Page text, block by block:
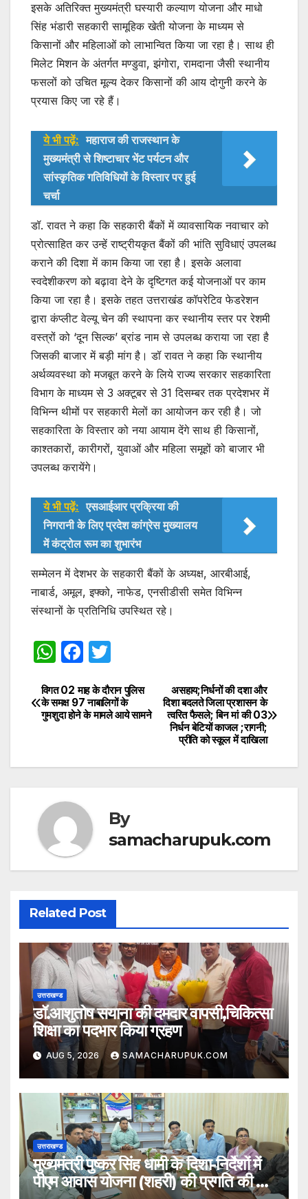
इसके अतिरिक्त मुख्यमंत्री घस्यारी कल्याण योजना और माधो
सिंह भंडारी सहकारी सामूहिक खेती योजना के माध्यम से
किसानों और महिलाओं को लाभान्वित किया जा रहा है। साथ ही
मिलेट मिशन के अंतर्गत मण्डुवा, झंगोरा, रामदाना जैसी स्थानीय
फसलों को उचित मूल्य देकर किसानों की आय दोगुनी करने के
प्रयास किए जा रहे हैं।
ये भी पढ़ें: महाराज की राजस्थान के
मुख्यमंत्री से शिष्टाचार भेंट पर्यटन और
सांस्कृतिक गतिविधियों के विस्तार पर हुई
चर्चा
डॉ. रावत ने कहा कि सहकारी बैंकों में व्यावसायिक नवाचार को
प्रोत्साहित कर उन्हें राष्ट्रीयकृत बैंकों की भांति सुविधाएं उपलब्ध
कराने की दिशा में काम किया जा रहा है। इसके अलावा
स्वदेशीकरण को बढ़ावा देने के दृष्टिगत कई योजनाओं पर काम
किया जा रहा है। इसके तहत उत्तराखंड कॉपरेटिव फेडरेशन
द्वारा कंप्लीट वेल्यू चेन की स्थापना कर स्थानीय स्तर पर रेशमी
वस्त्रों को ‘दून सिल्क’ ब्रांड नाम से उपलब्ध कराया जा रहा है
जिसकी बाजार में बड़ी मांग है। डॉ रावत ने कहा कि स्थानीय
अर्थव्यवस्था को मजबूत करने के लिये राज्य सरकार सहकारिता
विभाग के माध्यम से 3 अक्टूबर से 31 दिसम्बर तक प्रदेशभर में
विभिन्न थीमों पर सहकारी मेलों का आयोजन कर रही है। जो
सहकारिता के विस्तार को नया आयाम देंगे साथ ही किसानों,
काश्तकारों, कारीगरों, युवाओं और महिला समूहों को बाजार भी
उपलब्ध करायेंगे।
ये भी पढ़ें: एसआईआर प्रक्रिया की
निगरानी के लिए प्रदेश कांग्रेस मुख्यालय
में कंट्रोल रूम का शुभारंभ
सम्मेलन में देशभर के सहकारी बैंकों के अध्यक्ष, आरबीआई,
नाबार्ड, अमूल, इफ्को, नाफेड, एनसीडीसी समेत विभिन्न
संस्थानों के प्रतिनिधि उपस्थित रहे।
W
at
s
p
F
c
e
o
k
itt
er
Post
navigation
असहाय;निर्धनों की दशा और
दिशा बदलते जिला प्रशासन के
त्वरित फैसले; बिन मां की 03
निर्धन बेटियों काजल ;रागनी;
प्रीति को स्कूल में दाखिला
विगत 02 माह के दौरान पुलिस
के समक्ष 97 नाबालिगों के
गुमशुदा होने के मामले आये सामने
By
samacharupuk.com
Related Post
उत्तराखण्ड
डॉ.आशुतोष सयाना की दमदार वापसी,चिकित्सा
शिक्षा का पदभार किया ग्रहण
AUG 5, 2026 SAMACHARUPUK.COM
उत्तराखण्ड
मुख्यमंत्री पुष्कर सिंह धामी के दिशा-निर्देशों में
पीएम आवास योजना (शहरी) की प्रगति की हुई